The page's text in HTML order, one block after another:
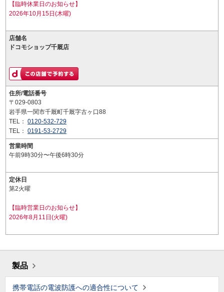
【臨時休業日のお知らせ】
2026年10月15日(木曜)
店舗名
ドコモショップ千厩店
住所/電話番号
〒029-0803
岩手県一関市千厩町千厩字古ヶ口88
TEL： 0120-532-729
TEL： 0191-53-2729
営業時間
午前9時30分〜午後6時30分
定休日
第2火曜
【臨時営業日のお知らせ】
2026年8月11日(火曜)
製品
携帯電話の電波防護への適合性について